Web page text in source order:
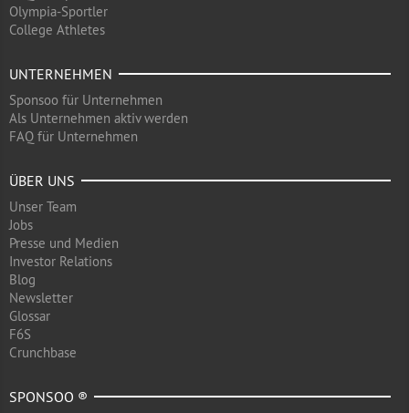
Olympia-Sportler
College Athletes
UNTERNEHMEN
Sponsoo für Unternehmen
Als Unternehmen aktiv werden
FAQ für Unternehmen
ÜBER UNS
Unser Team
Jobs
Presse und Medien
Investor Relations
Blog
Newsletter
Glossar
F6S
Crunchbase
SPONSOO ®